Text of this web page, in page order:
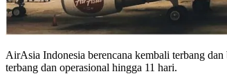
AirAsia Indonesia berencana kembali terbang
terbang dan operasional hingga 11 hari.